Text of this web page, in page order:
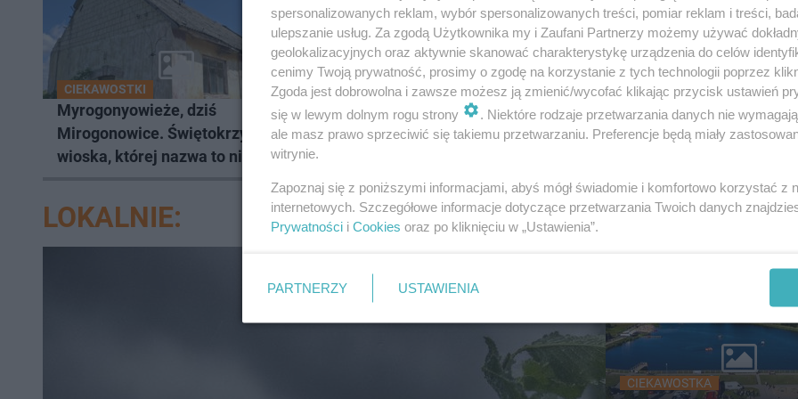
CIEKAWOSTKI
Myrogonyowieże, dziś
Mirogonowice. Świętokrzyska
wioska, której nazwa to nie lada
WAKACJE 2026
To najnowocześniejszy zalew w
Świętokrzyskiem według AI.
ESKA Kielce News.
Facebooku!
LOKALNIE:
CIEKAWOSTKA
spersonalizowanych reklam, wybór spersonalizowanych treści, pomiar reklam i treści,
ulepszanie usług. Za zgodą Użytkownika my i Zaufani Partnerzy możemy używać
geolokalizacyjnych oraz aktywnie skanować charakterystykę urządzenia do celów
cenimy Twoją prywatność, prosimy o zgodę na korzystanie z tych technologii poprzez
Zgoda jest dobrowolna i zawsze możesz ją zmienić/wycofać klikając przycisk ustawień
się w lewym dolnym rogu strony
. Niektóre rodzaje przetwarzania danych nie
ale masz prawo sprzeciwić się takiemu przetwarzaniu. Preferencje będą miały
witrynie.
Zapoznaj się z poniższymi informacjami, abyś mógł świadomie i komfortowo korzystać z
internetowych. Szczegółowe informacje dotyczące przetwarzania Twoich danych
Prywatności i Cookies oraz po kliknięciu w „Ustawienia”.
PARTNERZY USTAWIENIA